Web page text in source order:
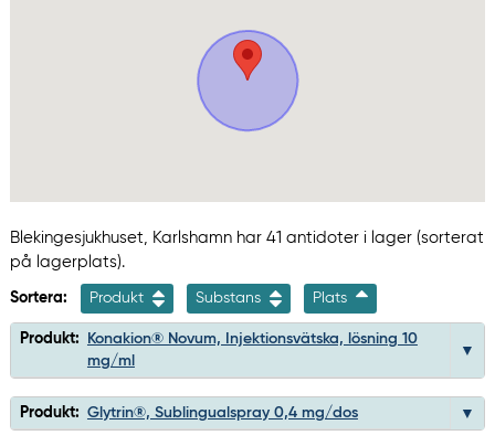
Blekingesjukhuset, Karlshamn har 41 antidoter i lager (sorterat
på lagerplats).
Sortera: Produkt Substans Plats
Produkt:
Konakion® Novum, Injektionsvätska, lösning 10
mg/ml
Produkt: Glytrin®, Sublingualspray 0,4 mg/dos